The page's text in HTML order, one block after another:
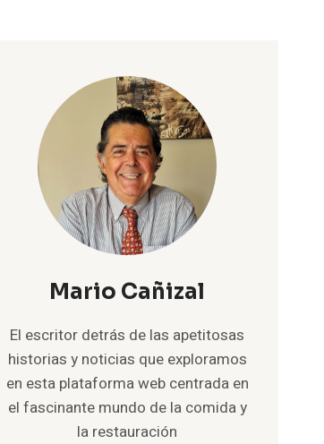
Mario Cañizal
El escritor detrás de las apetitosas
historias y noticias que exploramos
en esta plataforma web centrada en
el fascinante mundo de la comida y
la restauración